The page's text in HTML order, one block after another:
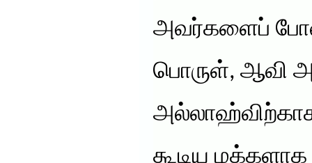
அவர்களைப்
பொருள், ஆவி
கூடிய